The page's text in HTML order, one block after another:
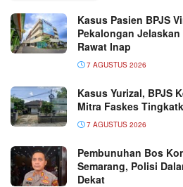
Kasus Pasien BPJS
Pekalongan
Rawat Inap
7 AGUSTUS 2026
Kasus Yurizal, BPJS
Mitra Faskes
7 AGUSTUS 2026
Pembunuhan Bos
Semarang, Polisi
Dekat